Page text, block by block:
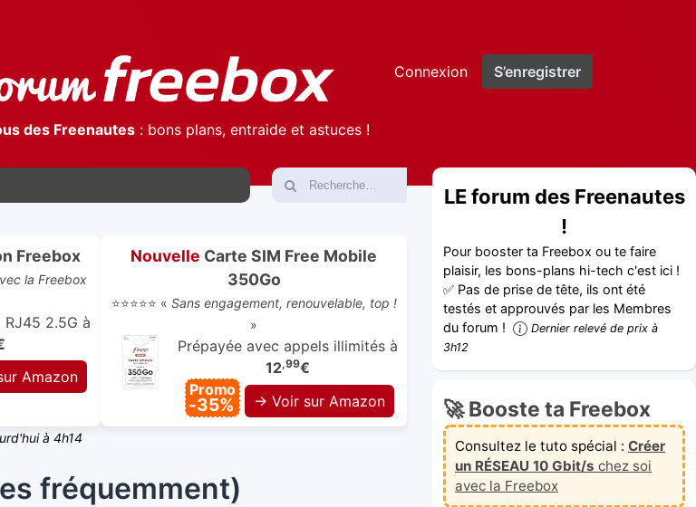
Connexion S’enregistrer
des Freenautes: bons plans, entraide et astuces !
Freebox
la Freebox
2.5G à
Amazon
Nouvelle Carte SIM Free Mobile
350Go
⭐⭐⭐⭐⭐ « Sans engagement, renouvelable, top !
»
Prépayée avec appels illimités à
12,99€
Promo
-35% → Voir sur Amazon
à 4h14
fréquemment)
LE forum des Freenautes
!
Pour booster ta Freebox ou te faire
plaisir, les bons-plans hi-tech c'est ici !
✅ Pas de prise de tête, ils ont été
testés et approuvés par les Membres
du forum !
Dernier relevé de prix à
3h12
🚀 Booste ta Freebox
Consultez le tuto spécial : Créer
un RÉSEAU 10 Gbit/s chez soi
avec la Freebox